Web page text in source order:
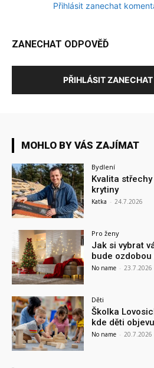
Přihlásit zanechat
ZANECHAT ODPOVĚĎ
PŘIHLÁSIT
MOHLO BY VÁS ZAJÍMAT
Bydlení
Kvalita
krytiny
Katka - 24.7.2026
Pro ženy
Jak si vybrat
bude ozdobou
No name - 23.7.2026
Děti
Školka
kde děti
No name - 20.7.2026